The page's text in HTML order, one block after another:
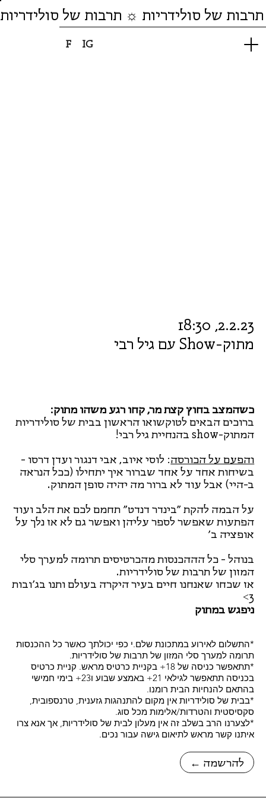
F IG
של סולידריות ☼ תרבות של סולידריות
מתוק-Show עם גיל רבי
← להרשמה
2.2.23, 18:30
כשהמצב בחוץ קצת מר, קחו רגע משהו מתוק:
ברוכים הבאים לטוקשואו הראשון בבית של סולידריות
המתוק-show בהנחיית גיל רבי!
והפעם על הכורסה: לוסי איוב, אבי דנגור ועדן דרסו -
בשיחות אחד על אחד שברור איך יתחילו (ככל הנראה
ב-היי) אבל עוד לא ברור מה יהיה סופן המתוק.
על הבמה להקת ״בינדר דנדט״ תחמם לכם את הלב ועוד
הפתעות שאפשר לספר עליהן ואפשר גם לא אז נלך על
אופציה ב׳
בנוהל - כל הההכנסות מהכרטיסים תרומה למערך סלי
המזון של תרבות של סולידריות.
אז שכחו שאנחנו חיים בעיר היקרה בעולם ותנו בג׳ובות
3>
ניפגש במתוק
*התשלום לאירוע במתכונת שלם.י כפי יכולתך כאשר כל ההכנסות
תרומה למערך סלי המזון של תרבות של סולידריות.
*תתאפשר כניסה של 18+ בקניית כרטיס מראש. קניית כרטיס
בכניסה תתאפשר לגילאי 21+ באמצע שבוע ו23+ בימי חמישי
בהתאם להנחיות הבית רומנו.
*בבית של סולידריות אין מקום להתנהגות גזענית, טרנספובית,
סקסיסטית והטרדות/אלימות מכל סוג.
*לצערנו הרב בשלב זה אין מעלון לבית של סולידריות, אך אנא צרו
איתנו קשר מראש לתיאום גישה עבור נכים.